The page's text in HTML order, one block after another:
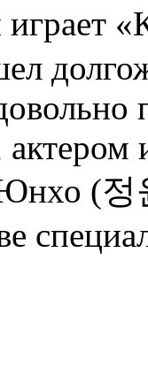
играет
(정